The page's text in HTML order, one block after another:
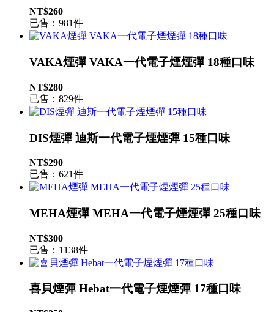
NT$260
已售：981件
VAKA煙彈 VAKA一代電子煙煙彈 18種口味
NT$280
已售：829件
DIS煙彈 迪斯一代電子煙煙彈 15種口味
NT$290
已售：621件
MEHA煙彈 MEHA一代電子煙煙彈 25種口味
NT$300
已售：1138件
喜貝煙彈 Hebat一代電子煙煙彈 17種口味